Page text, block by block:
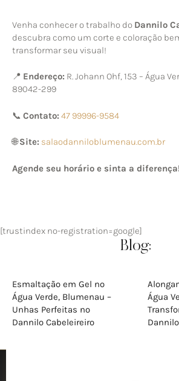
Venha conhecer o trabalho do Dannilo
descubra como um corte e coloração
transformar seu visual!
📍 Endereço: R. Johann Ohf, 153 – Água
89042-299
📞 Contato: 47 99996-9584
🌐Site: salaodanniloblumenau.com.br
Agende seu horário e sinta a
[trustindex no-registration=google]
Blog:
Esmaltação em Gel no
Água Verde, Blumenau –
Unhas Perfeitas no
Dannilo Cabeleireiro
Água